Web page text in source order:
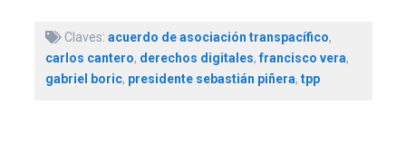
Claves: acuerdo de asociación transpacífico,
carlos cantero, derechos digitales,francisco vera,
gabriel boric, presidente sebastián piñera, tpp